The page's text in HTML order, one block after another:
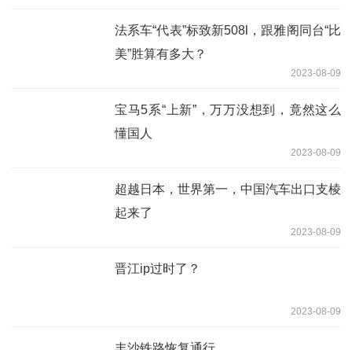
法系车“代表”标致新508l，跟雅阁同台“比
美”胜算有多大？
2023-08-09
宝马5系“上新”，万万没想到，竟然这么
懂国人
2023-08-09
超越日本，世界第一，中国汽车出口支棱
起来了
2023-08-09
晋江ip过时了？
2023-08-09